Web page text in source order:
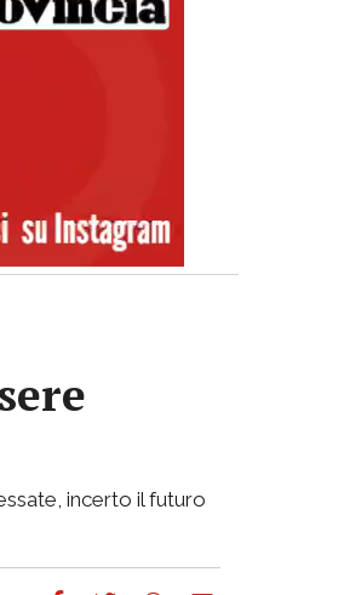
incerto il futuro